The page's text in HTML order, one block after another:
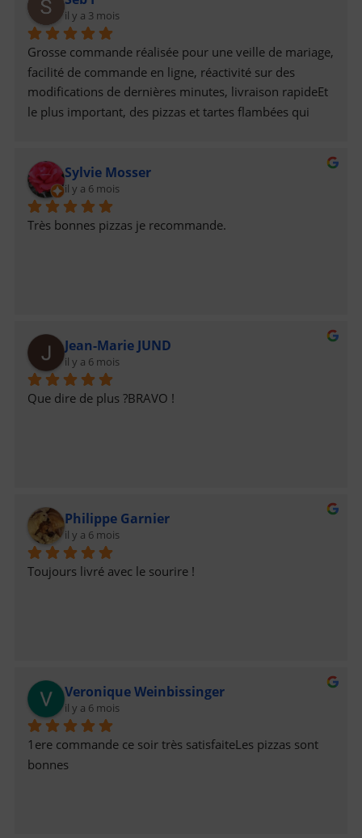
il y a 3 mois
Grosse commande réalisée pour une veille de mariage,
facilité de commande en ligne, réactivité sur des
modifications de dernières minutes, livraison rapideEt
le plus important, des pizzas et tartes flambées qui
Sylvie Mosser
il y a 6 mois
Très bonnes pizzas je recommande.
Jean-Marie JUND
il y a 6 mois
Que dire de plus ?BRAVO !
Philippe Garnier
il y a 6 mois
Toujours livré avec le sourire !
Veronique Weinbissinger
il y a 6 mois
1ere commande ce soir très satisfaiteLes pizzas sont
bonnes